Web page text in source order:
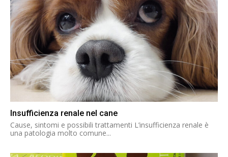
Insufficienza renale nel cane
Cause, sintomi e possibili trattamenti L’insufficienza renale è
una patologia molto comune...